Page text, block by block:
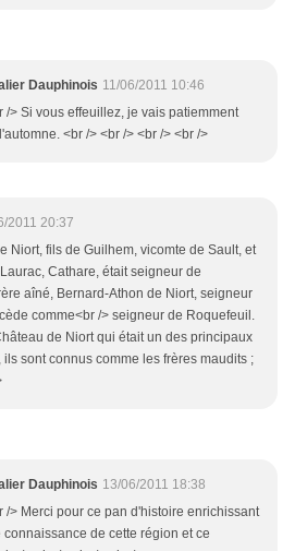
Dauphinois 11/06/2011 10:46
/> Si vous effeuillez, je vais patiemment
<br /> <br /> <br /> <br />
2011 20:37
Niort, fils de Guilhem, vicomte de Sault, et
Cathare, était seigneur de
aîné, Bernard-Athon de Niort, seigneur
comme<br /> seigneur de Roquefeuil.
de Niort qui était un des principaux
sont connus comme les frères maudits ;
Dauphinois 13/06/2011 18:38
/> Merci pour ce pan d'histoire enrichissant
connaissance de cette région et ce